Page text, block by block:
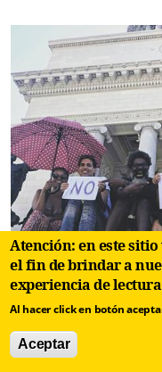
Naciones Unidas
un instrumento de
Atención: en este sitio web estamos usando cookies con
el fin de brindar a
experiencia de lectura
Al hacer click en botón
Aceptar